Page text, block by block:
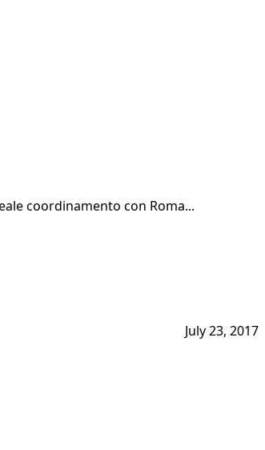
coordinamento con Roma...
July 23, 2017